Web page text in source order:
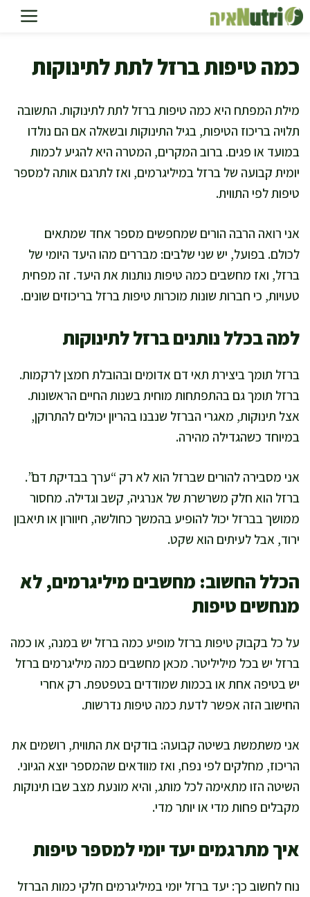
לדלג
לתוכן
כמה טיפות ברזל לתת לתינוקות
מילת המפתח היא כמה טיפות ברזל לתת לתינוקות. התשובה
תלויה בריכוז הטיפות, בגיל התינוקות ובשאלה אם הם נולדו
במועד או פגים. ברוב המקרים, המטרה היא להגיע לכמות
יומית קבועה של ברזל במיליגרמים, ואז לתרגם אותה למספר
טיפות לפי התווית.
אני רואה הרבה הורים שמחפשים מספר אחד שמתאים
לכולם. בפועל, יש שני שלבים: מבררים מהו היעד היומי של
ברזל, ואז מחשבים כמה טיפות נותנות את היעד. זה מפחית
טעויות, כי חברות שונות מוכרות טיפות ברזל בריכוזים שונים.
למה בכלל נותנים ברזל לתינוקות
ברזל תומך ביצירת תאי דם אדומים ובהובלת חמצן לרקמות.
ברזל תומך גם בהתפתחות מוחית בשנות החיים הראשונות.
אצל תינוקות, מאגרי הברזל שנבנו בהריון יכולים להתרוקן,
במיוחד כשהגדילה מהירה.
אני מסבירה להורים שברזל הוא לא רק “ערך בבדיקת דם”.
ברזל הוא חלק משרשרת של אנרגיה, קשב וגדילה. מחסור
ממושך בברזל יכול להופיע בהמשך כחולשה, חיוורון או תיאבון
ירוד, אבל לעיתים הוא שקט.
הכלל החשוב: מחשבים מיליגרמים, לא
מנחשים טיפות
על כל בקבוק טיפות ברזל מופיע כמה ברזל יש במנה, או כמה
ברזל יש בכל מיליליטר. מכאן מחשבים כמה מיליגרמים ברזל
יש בטיפה אחת או בכמות שמודדים בטפטפת. רק אחרי
החישוב הזה אפשר לדעת כמה טיפות נדרשות.
אני משתמשת בשיטה קבועה: בודקים את התווית, רושמים את
הריכוז, מחלקים לפי נפח, ואז מוודאים שהמספר יוצא הגיוני.
השיטה הזו מתאימה לכל מותג, והיא מונעת מצב שבו תינוקות
מקבלים פחות מדי או יותר מדי.
איך מתרגמים יעד יומי למספר טיפות
נוח לחשוב כך: יעד ברזל יומי במיליגרמים חלקי כמות הברזל